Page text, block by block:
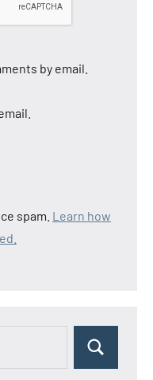
by email.
spam. Learn how
Search